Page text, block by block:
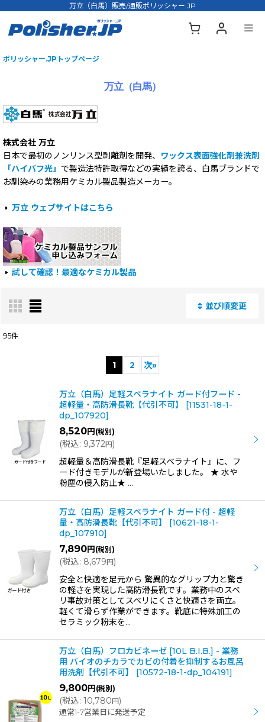
万立（白馬）販売/通販ポリッシャー.JP
ポリッシャー.JPトップページ
万立（白馬）
株式会社 万立
日本で最初のノンリンス型剥離剤を開発、
ワックス表面強化剤兼洗剤
「ハイバフ光」 で製造法特許取得などの実績を誇る、白馬ブランドで
お馴染みの業務用ケミカル製品製造メーカー。
万立 ウェブサイトはこちら
試して確認！最適なケミカル製品
並び順変更
95件
1 2 次»
万立（白馬）足軽スベラナイト ガード付フード -
超軽量・高防滑長靴【代引不可】
[11531-18-1-
dp_107920]
8,520円 (税別)
(税込: 9,372円)
超軽量＆高防滑長靴『足軽スベラナイト』に、フ
ード付きモデルが新登場いたしました。 ★ 水や
粉塵の侵入防止★ …
万立（白馬）足軽スベラナイト ガード付 - 超軽
量・高防滑長靴【代引不可】
[10621-18-1-
dp_107910]
7,890円 (税別)
(税込: 8,679円)
安全と快適を足元から 驚異的なグリップ力と驚き
の軽さを実現した高防滑長靴です。業務中のスベ
リ事故対策としてスベリにくさと快適さを両立。
軽くて滑らず作業ができます。靴底に特殊加工の
セラミック粉末を…
万立（白馬）フロカビネーゼ [10L B.I.B.] - 業務
用 バイオのチカラでカビの付着を抑制するお風呂
用洗剤【代引不可】
[10572-18-1-dp_104191]
9,800円 (税別)
(税込: 10,780円)
通常1-7営業日に発送予定